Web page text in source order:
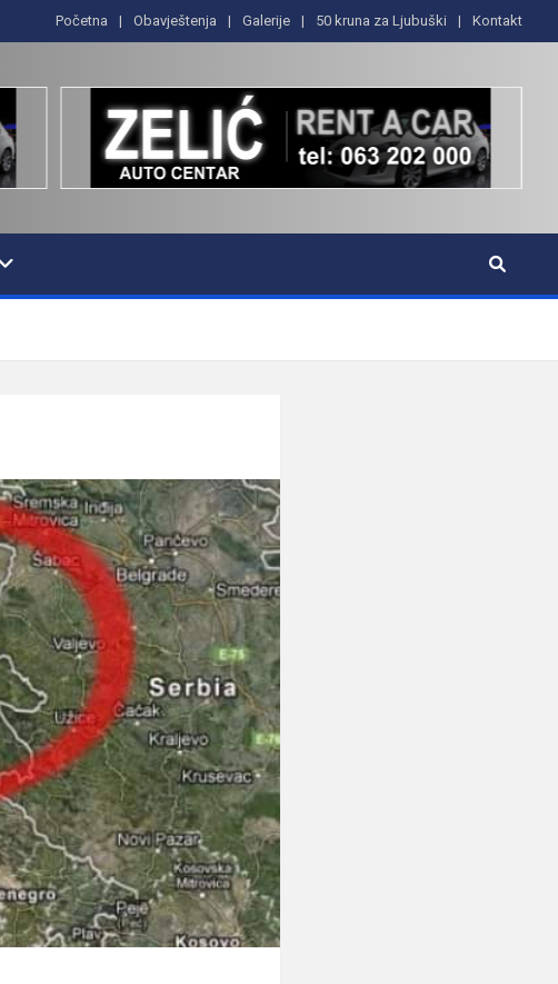
Početna Obavještenja Galerije 50 kruna za Ljubuški Kontakt